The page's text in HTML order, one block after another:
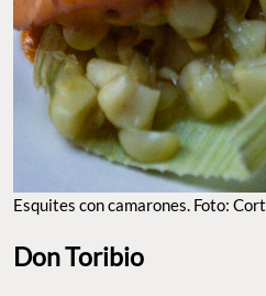
Esquites con camarones. Foto:
Don Toribio